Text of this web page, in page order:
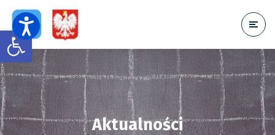
Open toolbar
Aktualności